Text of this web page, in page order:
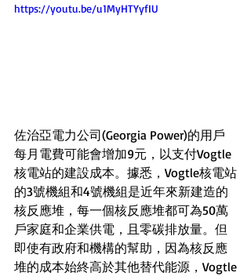
https://youtu.be/u1MyHTYyfIU
佐治亞電力公司(Georgia Power)的用戶
每月電費可能會增加9元，以支付Vogtle
核電站的建設成本。據悉，Vogtle核電站
的3號機組和4號機組是近年來新建造的
核反應堆，每一個核反應堆都可為50萬
戶家庭和企業供電，且零碳排放量。但
即使有政府和機構的幫助，因為核反應
堆的成本始終高於其他替代能源，Vogtle